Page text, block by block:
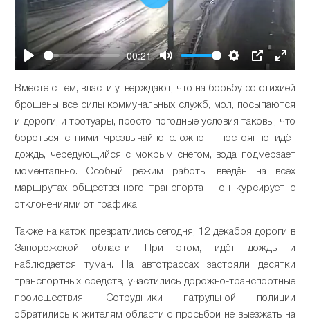
Play
-00:21
Mute Settings
PIP Enter
Play
Вместе с тем, власти утверждают, что на борьбу со стихией
брошены все силы коммунальных служб, мол, посыпаются
и дороги, и тротуары, просто погодные условия таковы, что
бороться с ними чрезвычайно сложно – постоянно идёт
дождь, чередующийся с мокрым снегом, вода подмерзает
моментально. Особый режим работы введён на всех
маршрутах общественного транспорта – он курсирует с
отклонениями от графика.
Также на каток превратились сегодня, 12 декабря дороги в
Запорожской области. При этом, идёт дождь и
наблюдается туман. На автотрассах застряли десятки
транспортных средств, участились дорожно-транспортные
происшествия. Сотрудники патрульной полиции
обратились к жителям области с просьбой не выезжать на